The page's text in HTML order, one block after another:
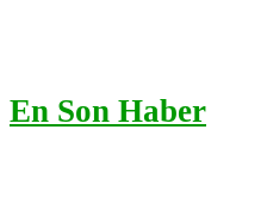
En Son Haber